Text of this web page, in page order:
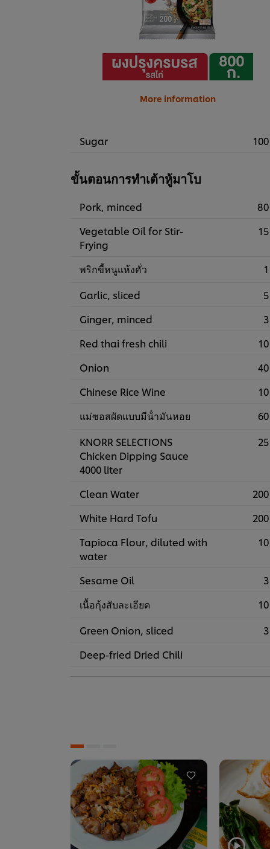
More information
Sugar
ขั้นตอนการทำเต้าหู้มาโบ
Pork, minced
Vegetable Oil for Stir-
Frying
พริกขี้หนูแห้งคั่ว
Garlic, sliced
Ginger, minced
Red thai fresh chili
Onion
Chinese Rice Wine
แม่ซอสผัดแบบมีน้ํามันหอย
KNORR SELECTIONS
Chicken Dipping Sauce
4000 liter
Clean Water
White Hard Tofu
Tapioca Flour, diluted with
water
Sesame Oil
เนื้อกุ้งสับละเอียด
Green Onion, sliced
Deep-fried Dried Chili